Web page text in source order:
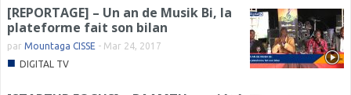
[REPORTAGE] – Un an de Musik Bi, la
plateforme fait son bilan
par Mountaga CISSE - Mar 24, 2017
■ DIGITAL TV